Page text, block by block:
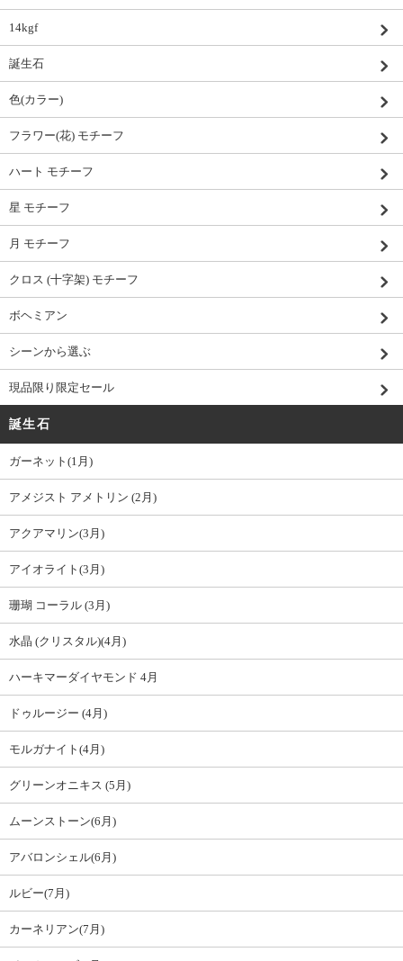
14kgf
誕生石
色(カラー)
フラワー(花) モチーフ
ハート モチーフ
星 モチーフ
月 モチーフ
クロス (十字架) モチーフ
ボヘミアン
シーンから選ぶ
現品限り限定セール
誕生石
ガーネット(1月)
アメジスト アメトリン (2月)
アクアマリン(3月)
アイオライト(3月)
珊瑚 コーラル (3月)
水晶 (クリスタル)(4月)
ハーキマーダイヤモンド 4月
ドゥルージー (4月)
モルガナイト(4月)
グリーンオニキス (5月)
ムーンストーン(6月)
アバロンシェル(6月)
ルビー(7月)
カーネリアン(7月)